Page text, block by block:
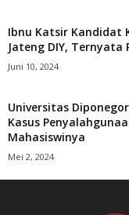
Ibnu Katsir Kandidat
Jateng DIY, Ternyata
Juni 10, 2024
Universitas
Kasus
Mahasiswinya
Mei 2, 2024